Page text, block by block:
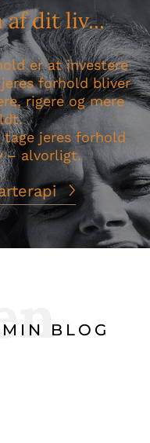
af dit liv...
er at investere
forhold bliver
rigere og mere
jeres forhold
– alvorligt.
BLOG